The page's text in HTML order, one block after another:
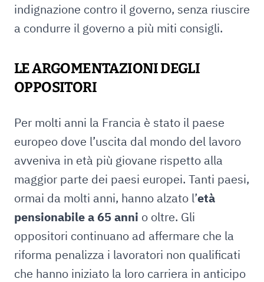
indignazione contro il governo, senza riuscire
a condurre il governo a più miti consigli.
LE ARGOMENTAZIONI DEGLI
OPPOSITORI
Per molti anni la Francia è stato il paese
europeo dove l’uscita dal mondo del lavoro
avveniva in età più giovane rispetto alla
maggior parte dei paesi europei. Tanti paesi,
ormai da molti anni, hanno alzato l’età
pensionabile a 65 anni o oltre. Gli
oppositori continuano ad affermare che la
riforma penalizza i lavoratori non qualificati
che hanno iniziato la loro carriera in anticipo